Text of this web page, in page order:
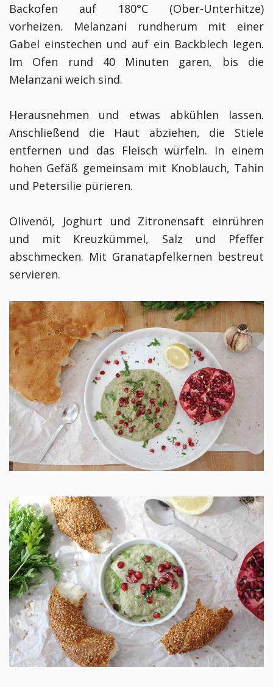
Backofen auf 180°C (Ober-Unterhitze)
vorheizen. Melanzani rundherum mit einer
Gabel einstechen und auf ein Backblech legen.
Im Ofen rund 40 Minuten garen, bis die
Melanzani weich sind.
Herausnehmen und etwas abkühlen lassen.
Anschließend die Haut abziehen, die Stiele
entfernen und das Fleisch würfeln. In einem
hohen Gefäß gemeinsam mit Knoblauch, Tahin
und Petersilie pürieren.
Olivenöl, Joghurt und Zitronensaft einrühren
und mit Kreuzkümmel, Salz und Pfeffer
abschmecken. Mit Granatapfelkernen bestreut
servieren.